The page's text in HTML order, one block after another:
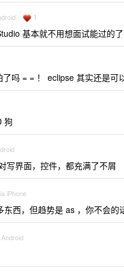
1
基本就不用想面试能过的
吗 = = ！ eclipse 其实还是可
狗
写界面，控件，都充满了不屑
iPhone
西，但趋势是 as ，你不会